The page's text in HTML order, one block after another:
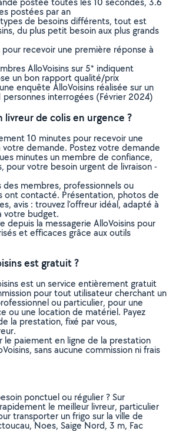
postées par an
de besoins différents, tout est
du plus petit besoin aux plus grands
pour recevoir une première réponse à
AlloVoisins sur 5* indiquent
un bon rapport qualité/prix
enquête AlloVoisins réalisée sur un
personnes interrogées (Février 2024)
livreur de colis en urgence ?
10 minutes pour recevoir une
demande. Postez votre demande
minutes un membre de confiance,
pour votre besoin urgent de livraison -
des membres, professionnels ou
ont contacté. Présentation, photos de
avis : trouvez l'offreur idéal, adapté à
votre budget.
depuis la messagerie AlloVoisins pour
et efficaces grâce aux outils
est gratuit ?
est un service entièrement gratuit
pour tout utilisateur cherchant un
ou particulier, pour une
ou une location de matériel. Payez
la prestation, fixé par vous,
le paiement en ligne de la prestation
sans aucune commission ni frais
ponctuel ou régulier ? Sur
le meilleur livreur, particulier
transporter un frigo sur la ville de
Noes, Saige Nord, 3 m, Fac